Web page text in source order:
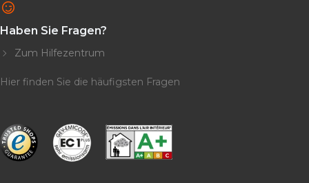
Haben Sie Fragen?
Zum Hilfezentrum
Hier finden Sie die häufigsten Fragen